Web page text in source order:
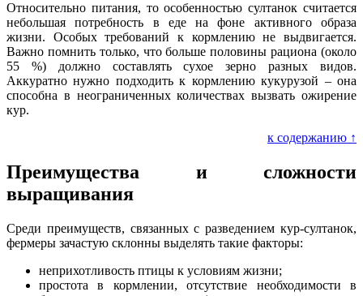
Относительно питания, то особенностью султанок считается
небольшая потребность в еде на фоне активного образа
жизни. Особых требований к кормлению не выдвигается.
Важно помнить только, что больше половины рациона (около
55 %) должно составлять сухое зерно разных видов.
Аккуратно нужно подходить к кормлению кукурузой – она
способна в неограниченных количествах вызвать ожирение
кур.
к содержанию ↑
Преимущества и сложности
выращивания
Среди преимуществ, связанных с разведением кур-султанок,
фермеры зачастую склонны выделять такие факторы:
неприхотливость птицы к условиям жизни;
простота в кормлении, отсутствие необходимости в